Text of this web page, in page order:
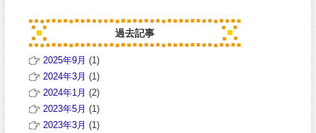
過去記事
2025年9月 (1)
2024年3月 (1)
2024年1月 (2)
2023年5月 (1)
2023年3月 (1)